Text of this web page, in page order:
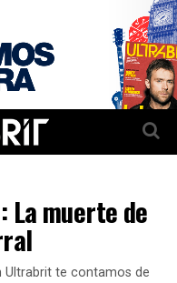
La muerte de
Ultrabrit te contamos de